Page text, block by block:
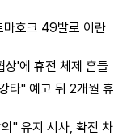
마호크 49발로 이란
'에 휴전 체제 흔들
타" 예고 뒤 2개월 휴
" 유지 시사, 확전 차